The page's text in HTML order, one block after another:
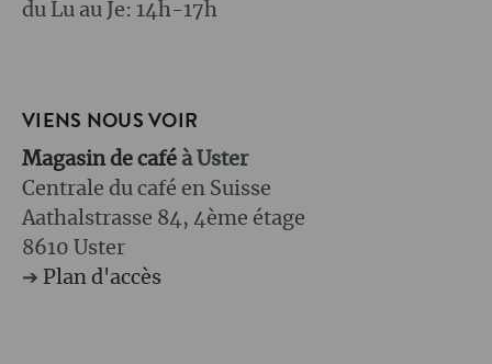
du Lu au Je: 14h-17h
VIENS NOUS VOIR
Magasin de café à Uster
Centrale du café en Suisse
Aathalstrasse 84, 4ème étage
8610 Uster
➔ Plan d'accès